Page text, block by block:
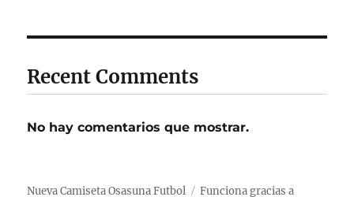
Recent Comments
No hay comentarios que mostrar.
Nueva Camiseta Osasuna Futbol Funciona gracias a